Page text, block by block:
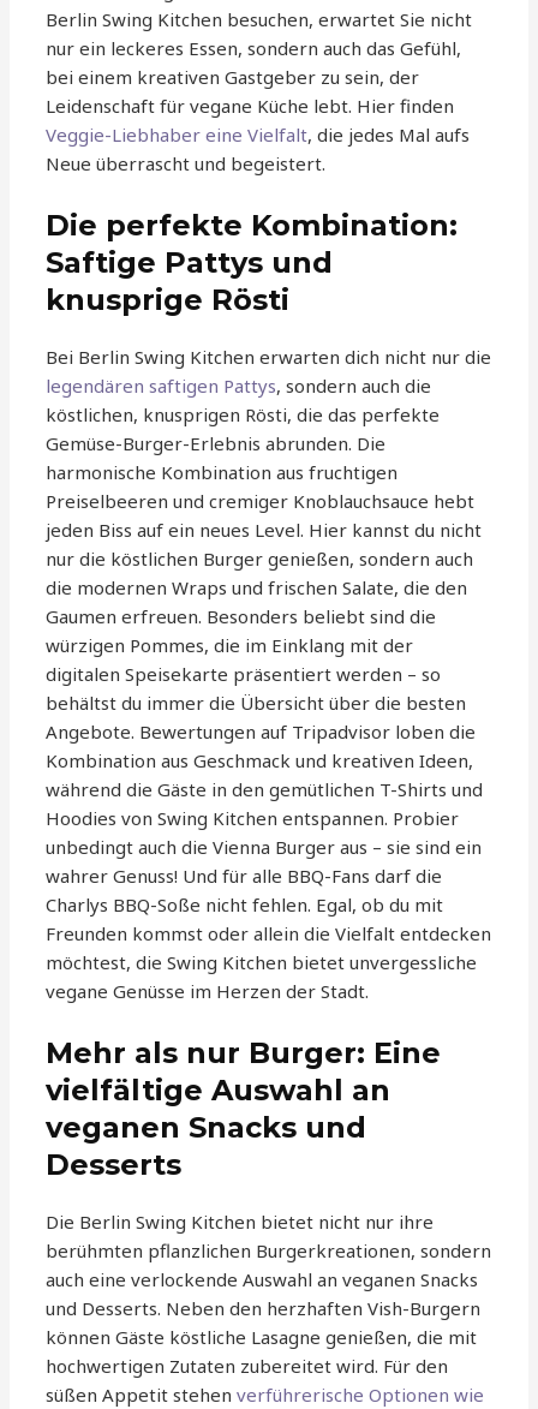
Berlin Swing Kitchen besuchen, erwartet Sie nicht
nur ein leckeres Essen, sondern auch das Gefühl,
bei einem kreativen Gastgeber zu sein, der
Leidenschaft für vegane Küche lebt. Hier finden
Veggie-Liebhaber eine Vielfalt, die jedes Mal aufs
Neue überrascht und begeistert.
Die perfekte Kombination:
Saftige Pattys und
knusprige Rösti
Bei Berlin Swing Kitchen erwarten dich nicht nur die
legendären saftigen Pattys, sondern auch die
köstlichen, knusprigen Rösti, die das perfekte
Gemüse-Burger-Erlebnis abrunden. Die
harmonische Kombination aus fruchtigen
Preiselbeeren und cremiger Knoblauchsauce hebt
jeden Biss auf ein neues Level. Hier kannst du nicht
nur die köstlichen Burger genießen, sondern auch
die modernen Wraps und frischen Salate, die den
Gaumen erfreuen. Besonders beliebt sind die
würzigen Pommes, die im Einklang mit der
digitalen Speisekarte präsentiert werden – so
behältst du immer die Übersicht über die besten
Angebote. Bewertungen auf Tripadvisor loben die
Kombination aus Geschmack und kreativen Ideen,
während die Gäste in den gemütlichen T-Shirts und
Hoodies von Swing Kitchen entspannen. Probier
unbedingt auch die Vienna Burger aus – sie sind ein
wahrer Genuss! Und für alle BBQ-Fans darf die
Charlys BBQ-Soße nicht fehlen. Egal, ob du mit
Freunden kommst oder allein die Vielfalt entdecken
möchtest, die Swing Kitchen bietet unvergessliche
vegane Genüsse im Herzen der Stadt.
Mehr als nur Burger: Eine
vielfältige Auswahl an
veganen Snacks und
Desserts
Die Berlin Swing Kitchen bietet nicht nur ihre
berühmten pflanzlichen Burgerkreationen, sondern
auch eine verlockende Auswahl an veganen Snacks
und Desserts. Neben den herzhaften Vish-Burgern
können Gäste köstliche Lasagne genießen, die mit
hochwertigen Zutaten zubereitet wird. Für den
süßen Appetit stehenverführerische Optionen wie